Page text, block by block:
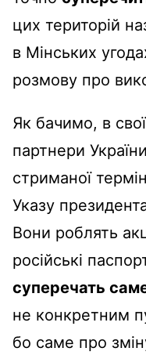
цих територій
в Мінських
розмову про
Як бачимо, в
партнери
стриманої
Указу
Вони роблять
російські
суперечать
не конкретним
бо саме про